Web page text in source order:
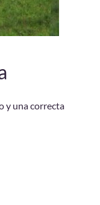
y una correcta